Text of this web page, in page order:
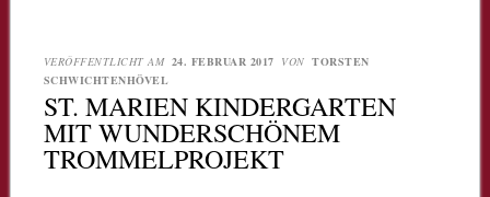
VERÖFFENTLICHT AM 24. FEBRUAR 2017 VON TORSTEN
SCHWICHTENHÖVEL
ST. MARIEN KINDERGARTEN
MIT WUNDERSCHÖNEM
TROMMELPROJEKT